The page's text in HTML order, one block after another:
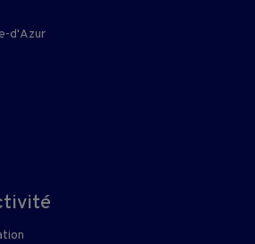
d'Azur